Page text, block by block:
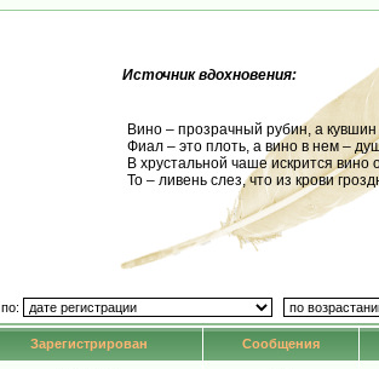
Источник вдохновения:
Вино – прозрачный рубин, а кувшин
Фиал – это плоть, а вино в нем –
В хрустальной чаше искрится вино
То – ливень слез, что из крови
Зарегистрирован Сообщения